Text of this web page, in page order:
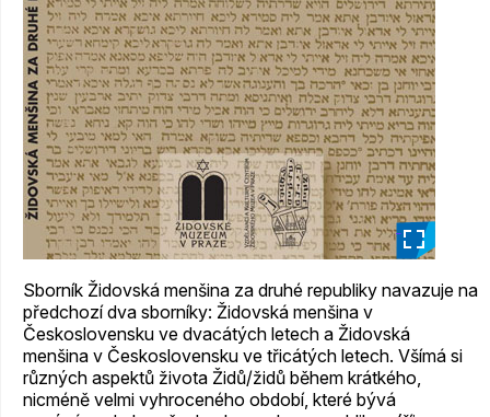
_
Sborník Židovská menšina za druhé republiky navazuje na
předchozí dva sborníky: Židovská menšina v
Československu ve dvacátých letech a Židovská
menšina v Československu ve třicátých letech. Všímá si
různých aspektů života Židů/židů během krátkého,
nicméně velmi vyhroceného období, které bývá